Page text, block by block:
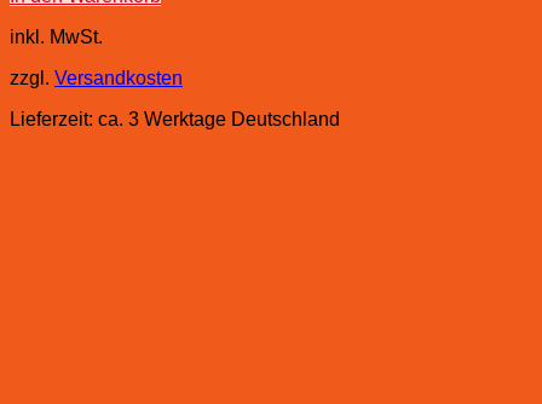
inkl. MwSt.
zzgl. Versandkosten
Lieferzeit: ca. 3 Werktage Deutschland